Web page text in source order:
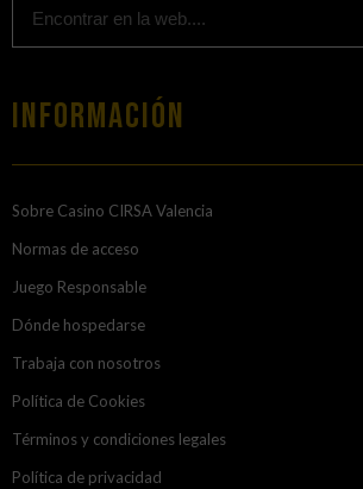
Información
Sobre Casino CIRSA Valencia
Normas de acceso
Juego Responsable
Dónde hospedarse
Trabaja con nosotros
Política de Cookies
Términos y condiciones legales
Política de privacidad